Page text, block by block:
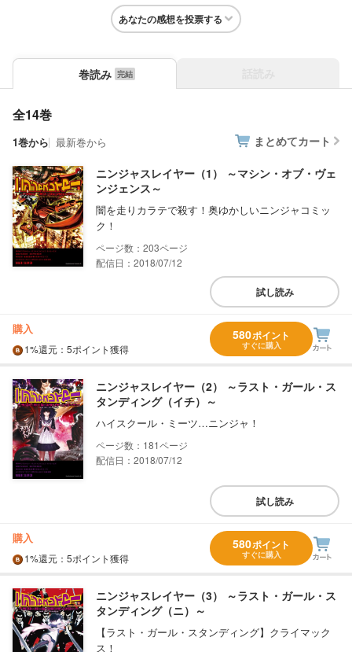
あなたの感想を投票する
巻読み
全14巻
1巻から 最新巻から まとめてカート
ニンジャスレイヤー（1） ～マシン・オブ・ヴェ
ンジェンス～
闇を走りカラテで殺す！奥ゆかしいニンジャコミッ
ク！
203
配信日：2018/07/12
試し読み
購入
1%還元 ：5ポイント獲得
580ポイント
すぐに購入
ニンジャスレイヤー（2） ～ラスト・ガール・ス
タンディング（イチ）～
ハイスクール・ミーツ…ニンジャ！
181
配信日：2018/07/12
試し読み
購入
1%還元 ：5ポイント獲得
580ポイント
すぐに購入
ニンジャスレイヤー（3） ～ラスト・ガール・ス
タンディング（ニ）～
【ラスト・ガール・スタンディング】クライマック
ス！